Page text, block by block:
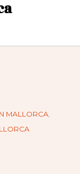
MALLORCA,